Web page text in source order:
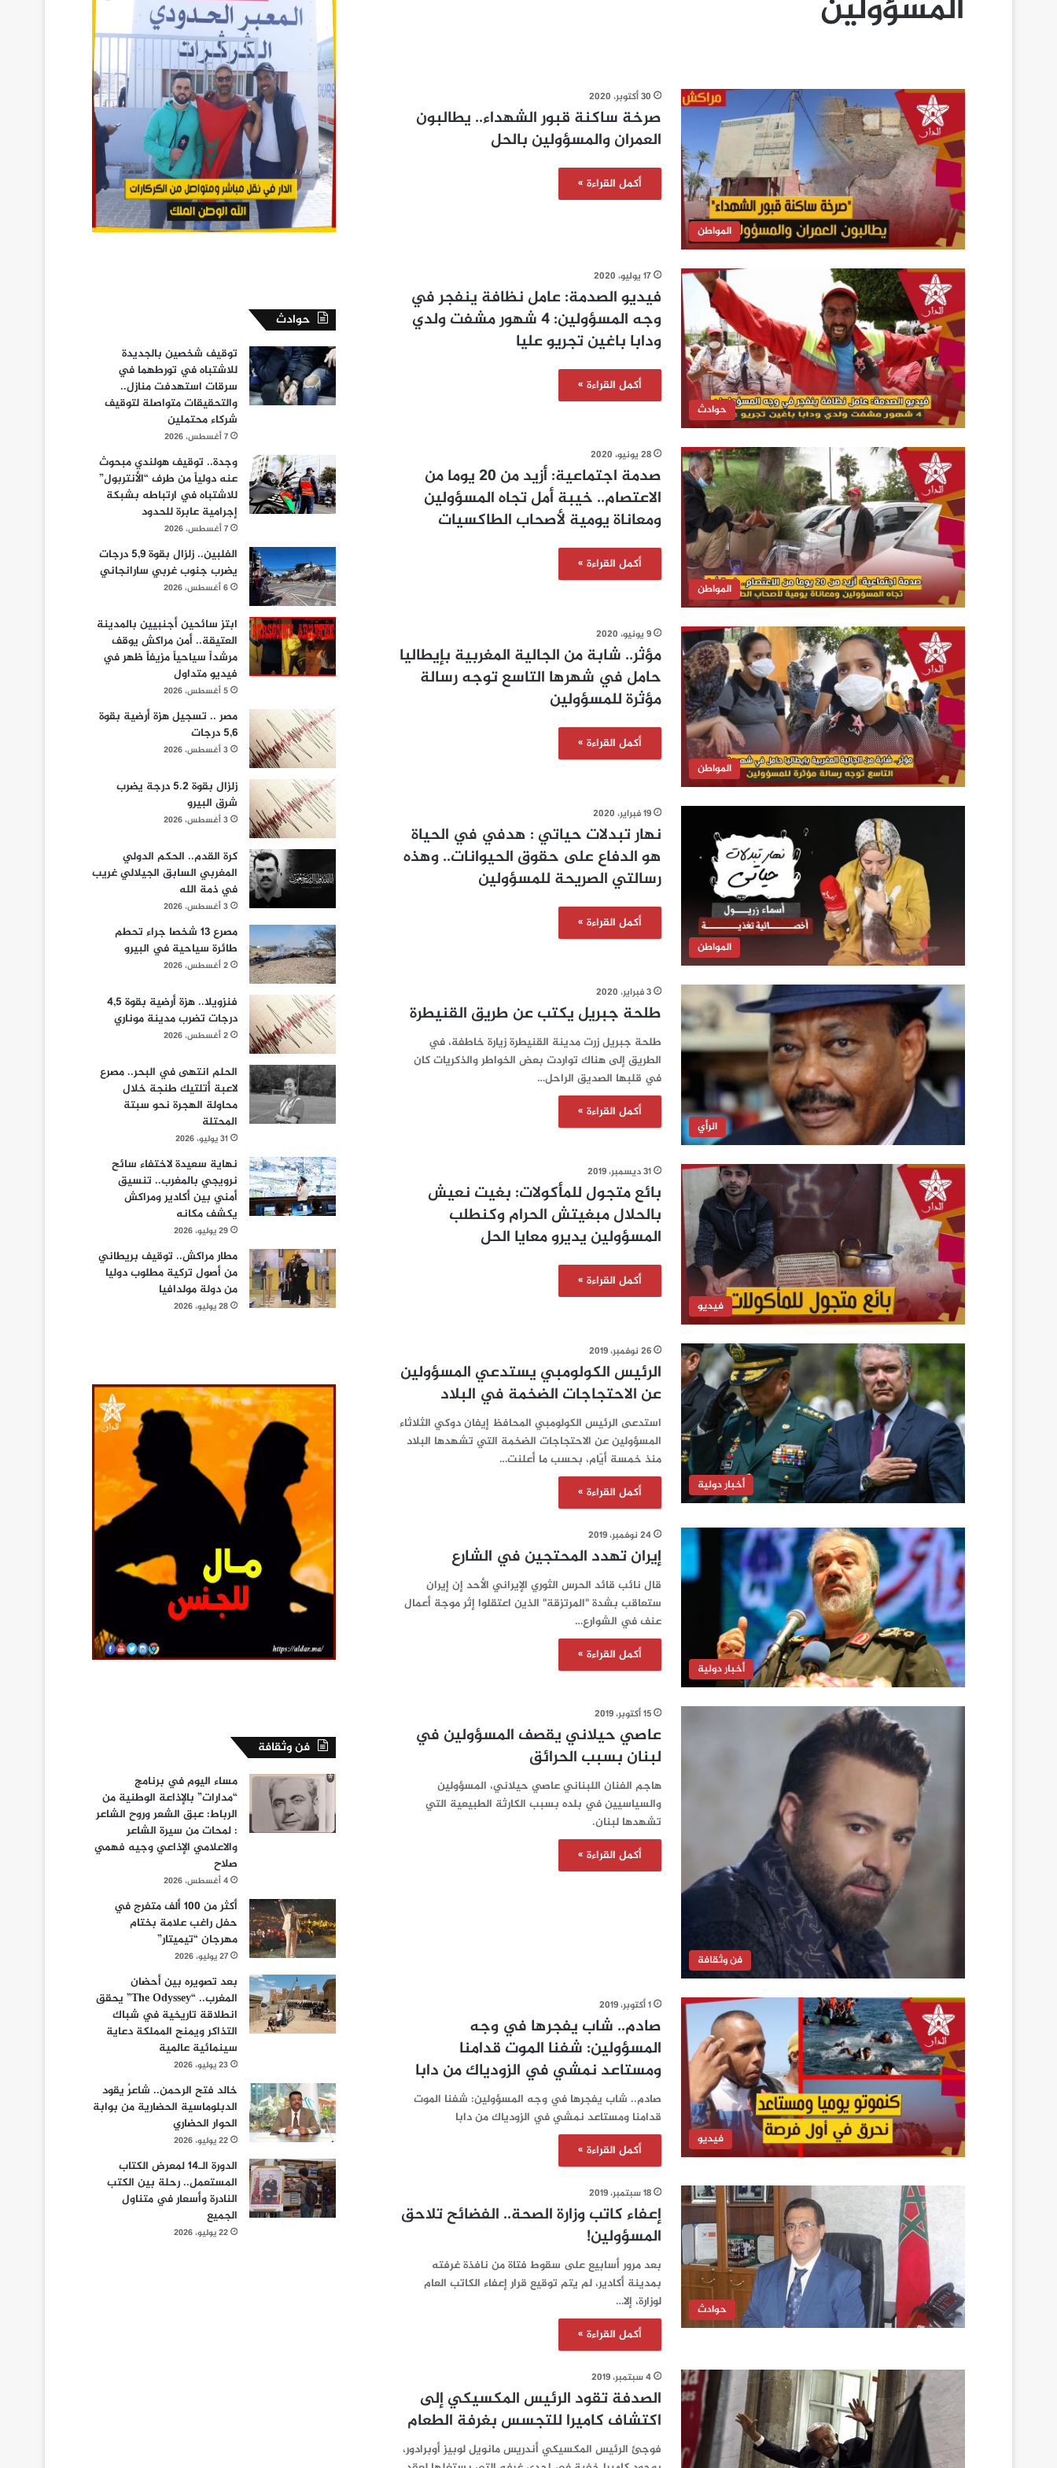
المسؤولين
المواطن
30 أكتوبر، 2020
صرخة ساكنة قبور الشهداء.. يطالبون
العمران والمسؤولين بالحل
أكمل القراءة »
حوادث
17 يوليو، 2020
فيديو الصدمة: عامل نظافة ينفجر في
وجه المسؤولين: 4 شهور مشفت ولدي
ودابا باغين تجريو عليا
أكمل القراءة »
المواطن
28 يونيو، 2020
صدمة اجتماعية: أزيد من 20 يوما من
الاعتصام.. خيبة أمل تجاه المسؤولين
ومعاناة يومية لأصحاب الطاكسيات
أكمل القراءة »
المواطن
9 يونيو، 2020
مؤثر.. شابة من الجالية المغربية بإيطاليا
حامل في شهرها التاسع توجه رسالة
مؤثرة للمسؤولين
أكمل القراءة »
المواطن
19 فبراير، 2020
نهار تبدلات حياتي : هدفي في الحياة
هو الدفاع على حقوق الحيوانات.. وهذه
رسالتي الصريحة للمسؤولين
أكمل القراءة »
الرأي
3 فبراير، 2020
طلحة جبريل يكتب عن طريق القنيطرة
طلحة جبريل زرت مدينة القنيطرة زيارة خاطفة، في
الطريق إلى هناك تواردت بعض الخواطر والذكريات كان
في قلبها الصديق الراحل…
أكمل القراءة »
فيديو
31 ديسمبر، 2019
بائع متجول للمأكولات: بغيت نعيش
بالحلال مبغيتش الحرام وكنطلب
المسؤولين يديرو معايا الحل
أكمل القراءة »
أخبار دولية
26 نوفمبر، 2019
الرئيس الكولومبي يستدعي المسؤولين
عن الاحتجاجات الضخمة في البلاد
استدعى الرئيس الكولومبي المحافظ إيفان دوكي الثلاثاء
المسؤولين عن الاحتجاجات الضخمة التي تشهدها البلاد
منذ خمسة أيّام، بحسب ما أعلنت…
أكمل القراءة »
أخبار دولية
24 نوفمبر، 2019
إيران تهدد المحتجين في الشارع
قال نائب قائد الحرس الثوري الإيراني الأحد إن إيران
ستعاقب بشدة "المرتزقة" الذين اعتقلوا إثر موجة أعمال
عنف في الشوارع…
أكمل القراءة »
فن وثقافة
15 أكتوبر، 2019
‏عاصي حيلاني يقصف المسؤولين في
لبنان بسبب الحرائق
هاجم الفنان اللبناني عاصي حيلاني، المسؤولين
والسياسيين في بلده بسبب الكارثة الطبيعية التي
تشهدها لبنان.
أكمل القراءة »
فيديو
1 أكتوبر، 2019
صادم.. شاب يفجرها في وجه
المسؤولين: شفنا الموت قدامنا
ومستاعد نمشي في الزودياك من دابا
صادم.. شاب يفجرها في وجه المسؤولين: شفنا الموت
قدامنا ومستاعد نمشي في الزودياك من دابا
أكمل القراءة »
حوادث
18 سبتمبر، 2019
إعفاء كاتب وزارة الصحة.. الفضائح تلاحق
المسؤولين!
بعد مرور أسابيع على سقوط فتاة من نافذة غرفته
بمدينة أكادير، لم يتم توقيع قرار إعفاء الكاتب العام
لوزارة، إلا…
أكمل القراءة »
4 سبتمبر، 2019
الصدفة تقود الرئيس المكسيكي إلى
اكتشاف كاميرا للتجسس بغرفة الطعام
فوجئ الرئيس المكسيكي أندريس مانويل لوبيز أوبرادور،
حوادث
توقيف شخصين بالجديدة
للاشتباه في تورطهما في
سرقات استهدفت منازل..
والتحقيقات متواصلة لتوقيف
شركاء محتملين
7 أغسطس، 2026
وجدة.. توقيف هولندي مبحوث
عنه دولياً من طرف “الأنتربول”
للاشتباه في ارتباطه بشبكة
إجرامية عابرة للحدود
7 أغسطس، 2026
الفلبين.. زلزال بقوة 5,9 درجات
يضرب جنوب غربي سارانجاني
6 أغسطس، 2026
ابتز سائحين أجنبيين بالمدينة
العتيقة.. أمن مراكش يوقف
مرشداً سياحياً مزيفاً ظهر في
فيديو متداول
5 أغسطس، 2026
مصر .. تسجيل هزة أرضية بقوة
5,6 درجات
3 أغسطس، 2026
زلزال بقوة 5.2 درجة يضرب
شرق البيرو
3 أغسطس، 2026
كرة القدم.. الحكم الدولي
المغربي السابق الجيلالي غريب
في ذمة الله
3 أغسطس، 2026
مصرع 13 شخصا جراء تحطم
طائرة سياحية في البيرو
2 أغسطس، 2026
فنزويلا.. هزة أرضية بقوة 4,5
درجات تضرب مدينة موناري
2 أغسطس، 2026
الحلم انتهى في البحر.. مصرع
لاعبة أتلتيك طنجة خلال
محاولة الهجرة نحو سبتة
المحتلة
31 يوليو، 2026
نهاية سعيدة لاختفاء سائح
نرويجي بالمغرب.. تنسيق
أمني بين أكادير ومراكش
يكشف مكانه
29 يوليو، 2026
مطار مراكش.. توقيف بريطاني
من أصول تركية مطلوب دوليا
من دولة مولدافيا
28 يوليو، 2026
فن وثقافة
مساء اليوم في برنامج
“مدارات” بالإذاعة الوطنية من
الرباط: عبق الشعر وروح الشاعر
: لمحات من سيرة الشاعر
والاعلامي الإذاعي وجيه فهمي
صلاح
4 أغسطس، 2026
أكثر من 100 ألف متفرج في
حفل راغب علامة بختام
مهرجان “تيميتار”
27 يوليو، 2026
بعد تصويره بين أحضان
المغرب.. “The Odyssey” يحقق
انطلاقة تاريخية في شباك
التذاكر ويمنح المملكة دعاية
سينمائية عالمية
23 يوليو، 2026
خالد فتح الرحمن.. شاعرٌ يقود
الدبلوماسية الحضارية من بوابة
الحوار الحضاري
22 يوليو، 2026
الدورة الـ14 لمعرض الكتاب
المستعمل.. رحلة بين الكتب
النادرة وأسعار في متناول
الجميع
22 يوليو، 2026